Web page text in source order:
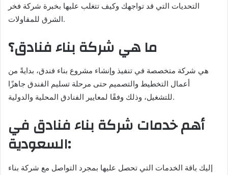
التحديات التي قد تواجهك وكيف تتغلب عليها بخبرة شركة فخر
الشرق للمقاولات.
ما هي شركة بناء فنادق؟
هي شركة متخصصة في تنفيذ وإنشاء مشروع بناء فندق، بدايةً من
أعمال التخطيط والتصميم حتى مرحلة تسليم الفندق جاهزًا
للتشغيل، وذلك وفقًا لمعايير الفنادق المحلية والدولية.
أهم خدمات شركة بناء فنادق في
السعودية:
إليك باقة الخدمات التي تحصل عليها بمجرد التواصل مع شركة بناء